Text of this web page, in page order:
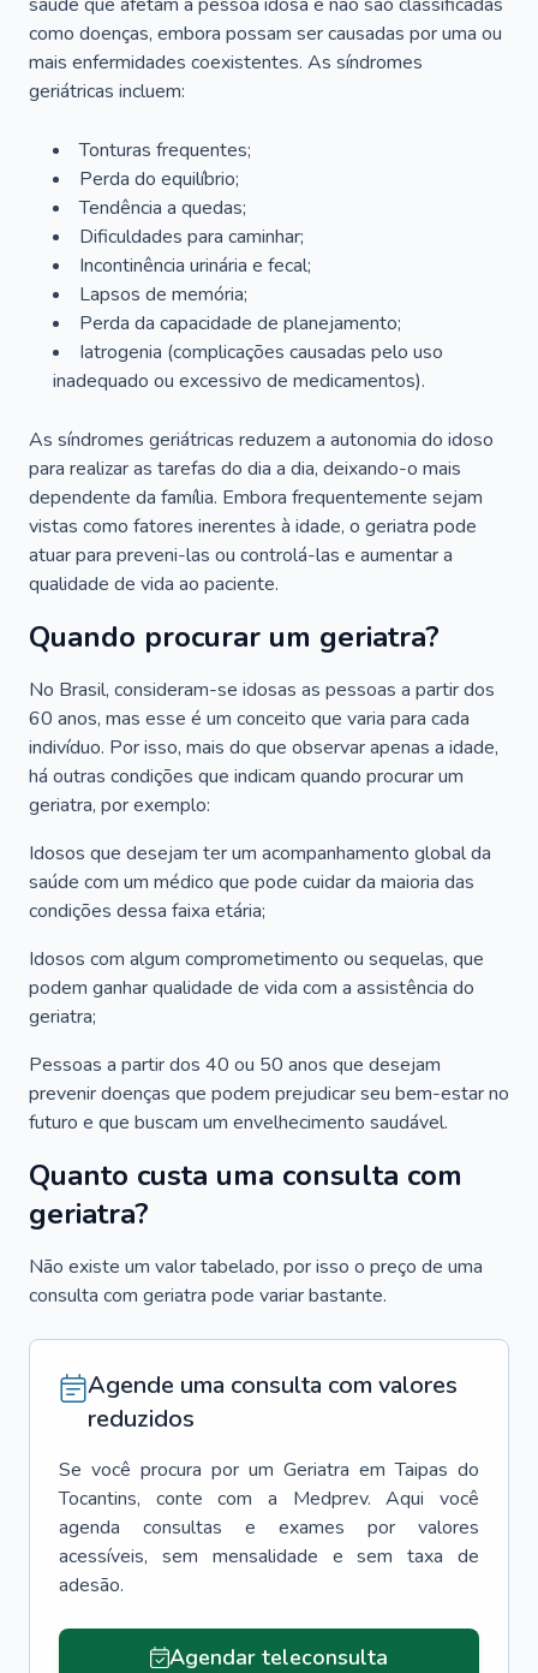
como doenças, embora possam ser causadas por uma ou
mais enfermidades coexistentes. As síndromes
geriátricas incluem:
Tonturas frequentes;
Perda do equilíbrio;
Tendência a quedas;
Dificuldades para caminhar;
Incontinência urinária e fecal;
Lapsos de memória;
Perda da capacidade de planejamento;
Iatrogenia (complicações causadas pelo uso
inadequado ou excessivo de medicamentos).
As síndromes geriátricas reduzem a autonomia do idoso
para realizar as tarefas do dia a dia, deixando-o mais
dependente da família. Embora frequentemente sejam
vistas como fatores inerentes à idade, o geriatra pode
atuar para preveni-las ou controlá-las e aumentar a
qualidade de vida ao paciente.
Quando procurar um geriatra?
No Brasil, consideram-se idosas as pessoas a partir dos
60 anos, mas esse é um conceito que varia para cada
indivíduo. Por isso, mais do que observar apenas a idade,
há outras condições que indicam quando procurar um
geriatra, por exemplo:
Idosos que desejam ter um acompanhamento global da
saúde com um médico que pode cuidar da maioria das
condições dessa faixa etária;
Idosos com algum comprometimento ou sequelas, que
podem ganhar qualidade de vida com a assistência do
geriatra;
Pessoas a partir dos 40 ou 50 anos que desejam
prevenir doenças que podem prejudicar seu bem-estar no
futuro e que buscam um envelhecimento saudável.
Quanto custa uma consulta com
geriatra?
Não existe um valor tabelado, por isso o preço de uma
consulta com geriatra pode variar bastante.
Agende uma consulta com valores
reduzidos
Se você procura por um Geriatra em Taipas do
Tocantins, conte com a Medprev. Aqui você
agenda consultas e exames por valores
acessíveis, sem mensalidade e sem taxa de
adesão.
Agendar teleconsulta